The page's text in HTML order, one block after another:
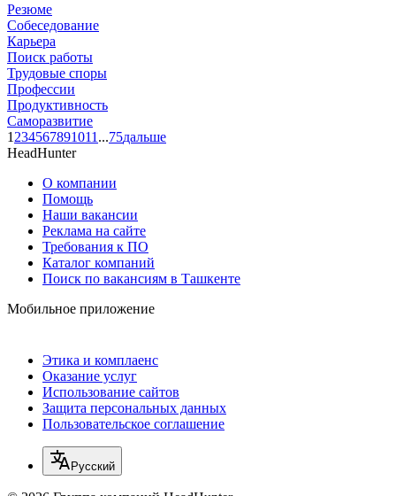
Резюме
Собеседование
Карьера
Поиск работы
Трудовые споры
Профессии
Продуктивность
Саморазвитие
1 234567891011 ...75дальше
HeadHunter
О компании
Помощь
Наши вакансии
Реклама на сайте
Требования к ПО
Каталог компаний
Поиск по вакансиям в Ташкенте
Мобильное приложение
Этика и комплаенс
Оказание услуг
Использование сайтов
Защита персональных данных
Пользовательское соглашение
Русский